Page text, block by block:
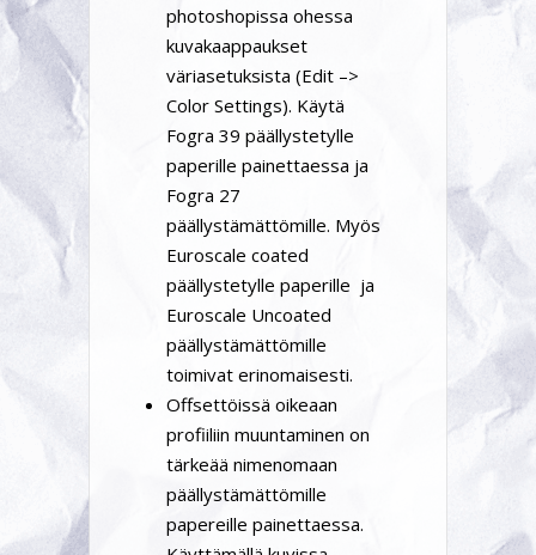
photoshopissa ohessa
kuvakaappaukset
väriasetuksista (Edit –>
Color Settings). Käytä
Fogra 39 päällystetylle
paperille painettaessa ja
Fogra 27
päällystämättömille. Myös
Euroscale coated
päällystetylle paperille ja
Euroscale Uncoated
päällystämättömille
toimivat erinomaisesti.
Offsettöissä oikeaan
profiiliin muuntaminen on
tärkeää nimenomaan
päällystämättömille
papereille painettaessa.